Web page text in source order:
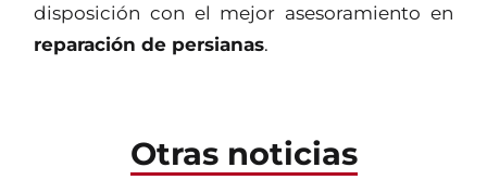
disposición con el mejor asesoramiento en
reparación de persianas.
Otras noticias
Qué hacer si una persiana
eléctrica deja de